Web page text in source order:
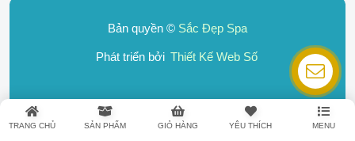
TRANG CHỦ SẢN PHẨM GIỎ HÀNG YÊU THÍCH MENU
Bản quyền © Sắc Đẹp Spa
Phát triển bởi Thiết Kế Web Số
Liên hệ